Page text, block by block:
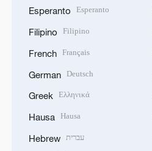
Esperanto Esperanto
Filipino Filipino
French Français
German Deutsch
Greek Ελληνικά
Hausa Hausa
Hebrew עברית